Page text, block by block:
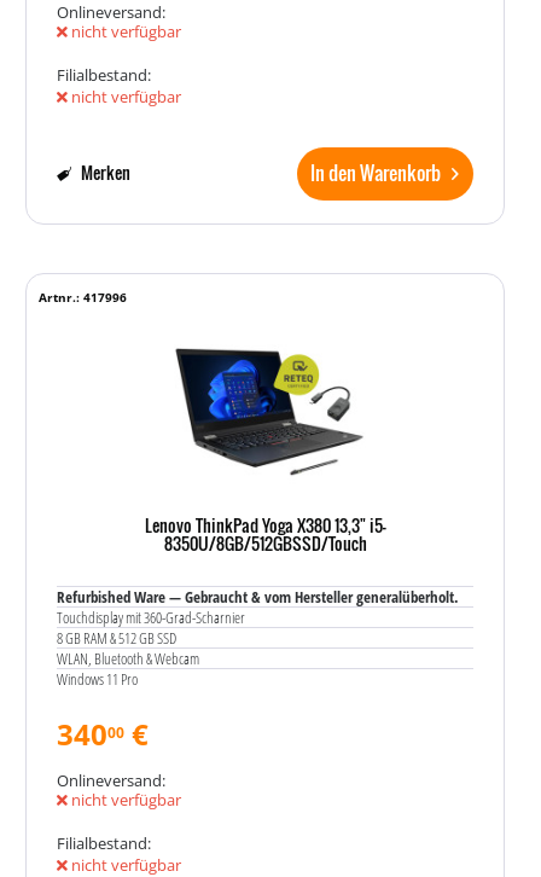
Onlineversand:
nicht verfügbar
Filialbestand:
nicht verfügbar
In den Warenkorb
Merken
Lenovo ThinkPad Yoga X380 13,3" i5-
8350U/8GB/512GBSSD/Touch
Refurbished Ware — Gebraucht & vom Hersteller generalüberholt.
Touchdisplay mit 360-Grad-Scharnier
8 GB RAM & 512 GB SSD
WLAN, Bluetooth & Webcam
Windows 11 Pro
Artnr.: 417996
34000 €
Onlineversand:
nicht verfügbar
Filialbestand:
nicht verfügbar